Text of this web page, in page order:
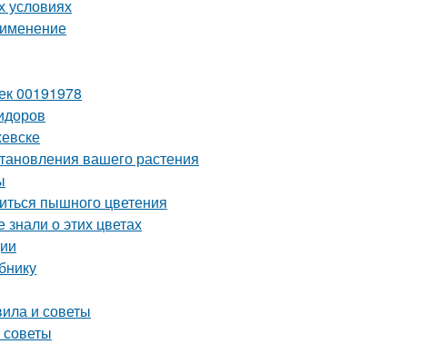
условиях
00191978
вашего растения
пышного цветения
о этих цветах
и советы